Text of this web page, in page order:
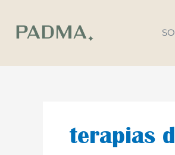
contenido
terapias